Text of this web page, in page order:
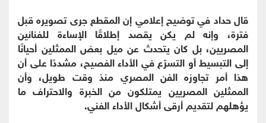
قال حداد في توضيح إعلامي إن المقطع جرى تصويره قبل
فترة، وإنه لم يكن يقصد إطلاقًا الإساءة للفنانين
المصريين، بل كان يتحدث عن ميل بعض الممثلين أحيانًا
إلى التبسيط أو التسرّع في الأداء الفصيح، مشددًا على أن
هذا أمر تجاوزه الفن المصري منذ وقت طويل، وأن
الممثلين المصريين يمتلكون من الخبرة والاحتراف ما
يؤهلهم لتقديم أرقى أشكال الأداء الفني.